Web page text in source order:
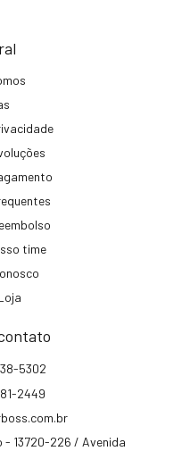
time
5302
2449
- 13720-226 / Avenida